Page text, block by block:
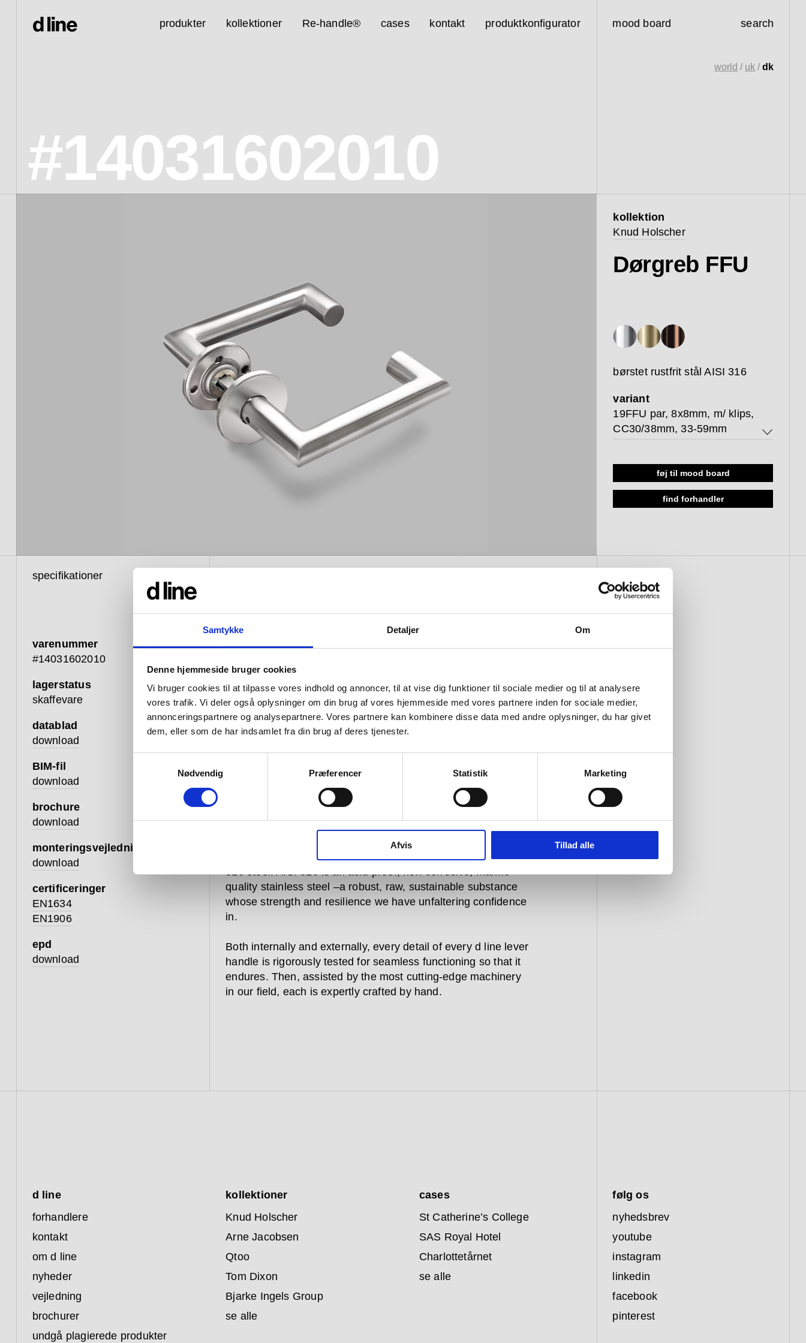
Samtykke Detaljer Om
Denne hjemmeside bruger cookies
Vi bruger cookies til at tilpasse vores indhold og annoncer, til at vise dig funktioner til sociale medier og til at analysere
vores trafik. Vi deler også oplysninger om din brug af vores hjemmeside med vores partnere inden for sociale medier,
annonceringspartnere og analysepartnere. Vores partnere kan kombinere disse data med andre oplysninger, du har givet
dem, eller som de har indsamlet fra din brug af deres tjenester.
Nødvendig
Præferencer Statistik Marketing
Afvis Tillad alle
produkter kollektioner Re-handle® cases kontakt produktkonfigurator mood board search
#14031602010
world / uk /dk
kollektion
Knud Holscher
Dørgreb FFU
børstet rustfrit stål AISI 316
variant
19FFU par, 8x8mm, m/ klips,
CC30/38mm, 33-59mm
CC30/38mm, 33-59mm
19FFU par, 8x8mm, m/ klips,
CC30/38mm, 59-85mm
føj til mood board
find forhandler
specifikationer
varenummer
#14031602010
lagerstatus
skaffevare
datablad
download
BIM-fil
download
brochure
download
monteringsvejledning
download
certificeringer
EN1634
EN1906
epd
download
Our levers are designed for constant use. Pushed, turned and
bumped over and over again every day –whether in private
homes or commercial buildings, government offices and
cultural centres.
From the curve of a handle, to the 21 ball bearings that roll
materials they are produced in, we have always seen every
creation of the whole.
Every lever in the Knud Holscher collection is made in AISI
316 steel. AISI 316 is an acid-proof, non-corrosive, marine
quality stainless steel –a robust, raw, sustainable substance
whose strength and resilience we have unfaltering confidence
in.
Both internally and externally, every detail of every d line lever
handle is rigorously tested for seamless functioning so that it
endures. Then, assisted by the most cutting-edge machinery
in our field, each is expertly crafted by hand.
d line
forhandlere
kontakt
om d line
nyheder
vejledning
brochurer
undgå plagierede produkter
kollektioner
Knud Holscher
Arne Jacobsen
Qtoo
Tom Dixon
Bjarke Ingels Group
se alle
cases
St Catherine’s College
SAS Royal Hotel
Charlottetårnet
se alle
følg os
nyhedsbrev
youtube
instagram
linkedin
facebook
pinterest